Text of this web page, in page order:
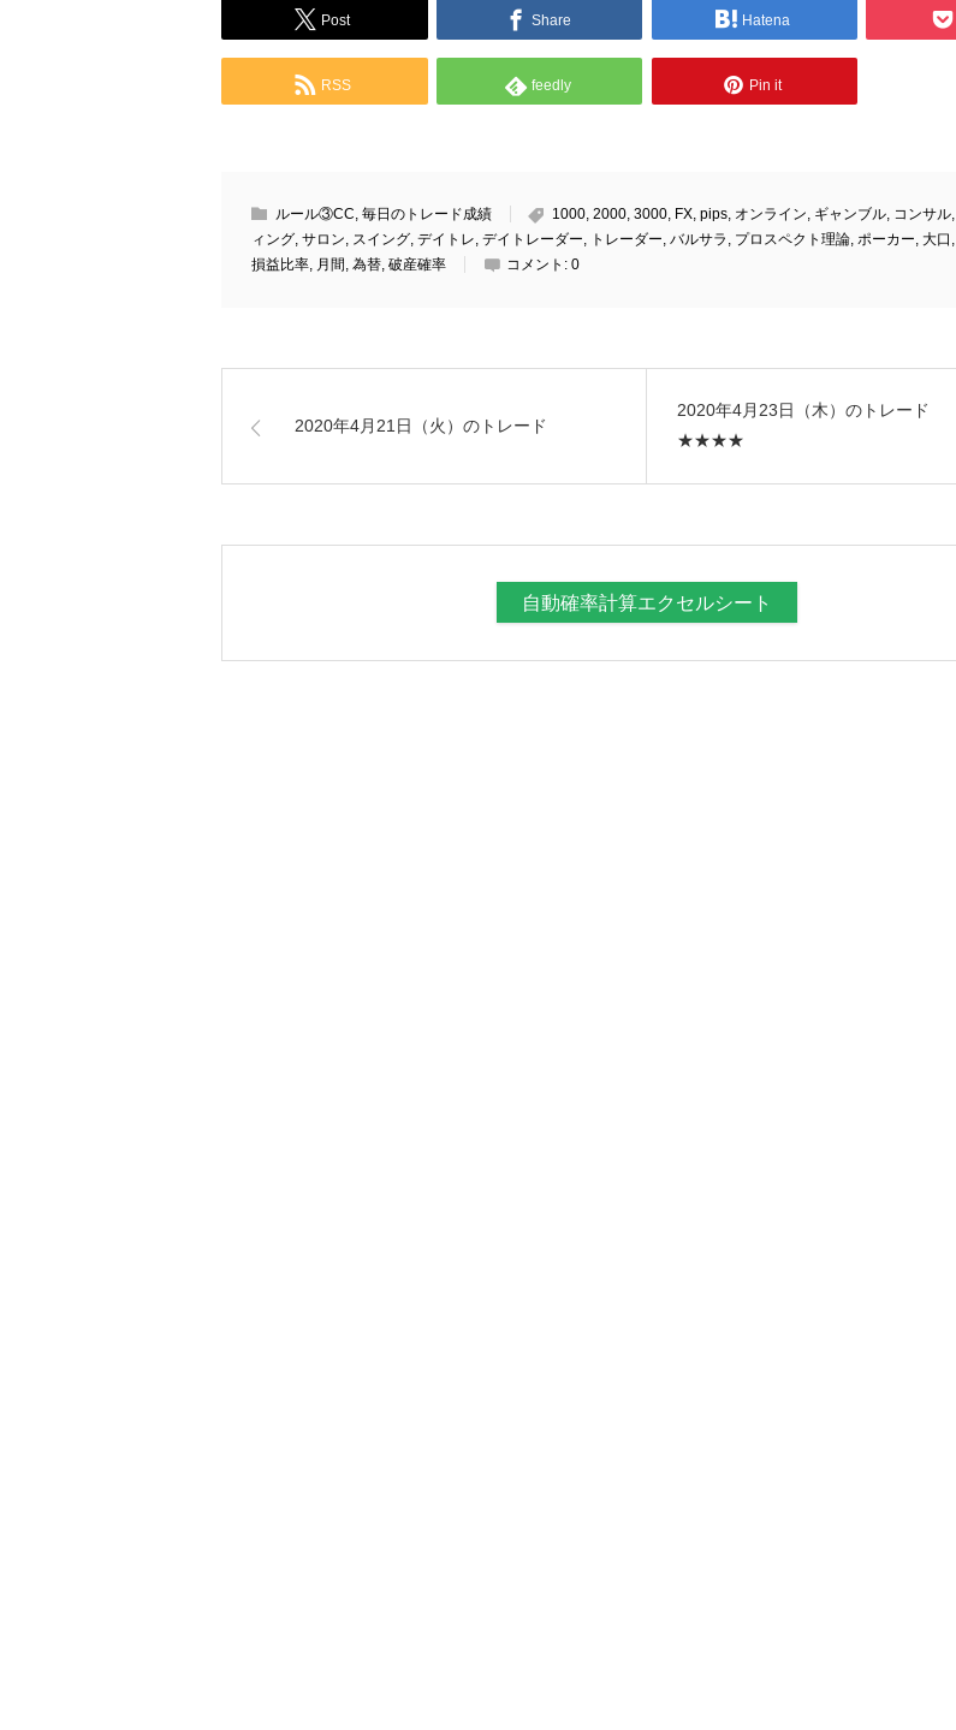
Post Share Hatena
RSS feedly Pin it
ルール③CC, 毎日のトレード成績 1000, 2000, 3000, FX, pips, オンライン, ギャンブル, コンサル,
ィング, サロン, スイング, デイトレ, デイトレーダー, トレーダー, バルサラ , プロスペクト理論, ポーカー, 大口 ,
損益比率, 月間, 為替, 破産確率 コメント: 0
2020年4月21日（火）のトレード
2020年4月23日（木）のトレード
★★★★
自動確率計算エクセルシート